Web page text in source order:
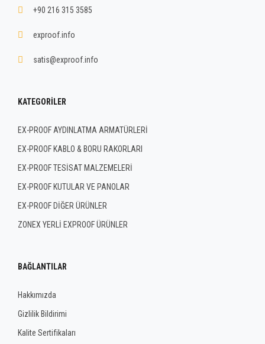
+90 216 315 3585
exproof.info
satis@exproof.info
KATEGORILER
EX-PROOF AYDINLATMA ARMATÜRLERİ
EX-PROOF KABLO & BORU RAKORLARI
EX-PROOF TESİSAT MALZEMELERİ
EX-PROOF KUTULAR VE PANOLAR
EX-PROOF DİĞER ÜRÜNLER
ZONEX YERLİ EXPROOF ÜRÜNLER
BAĞLANTILAR
Hakkımızda
Gizlilik Bildirimi
Kalite Sertifikaları